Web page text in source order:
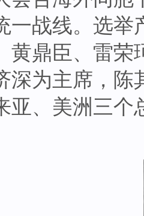
一战线。选
黄鼎臣、雷
深为主席，陈
亚、美洲三个